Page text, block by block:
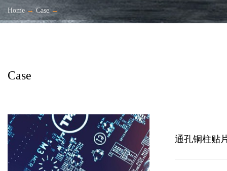
Home → Case →
Case
通孔铜柱贴